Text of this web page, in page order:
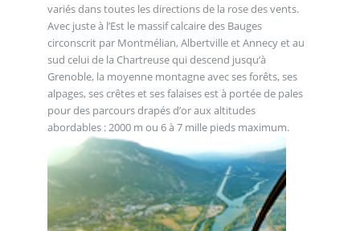
variés dans toutes les directions de la rose des vents.
Avec juste à l’Est le massif calcaire des Bauges
circonscrit par Montmélian, Albertville et Annecy et au
sud celui de la Chartreuse qui descend jusqu’à
Grenoble, la moyenne montagne avec ses forêts, ses
alpages, ses crêtes et ses falaises est à portée de pales
pour des parcours drapés d’or aux altitudes
abordables : 2000 m ou 6 à 7 mille pieds maximum.